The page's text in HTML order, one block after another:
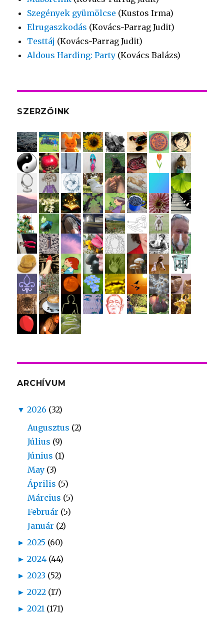
Szegények gyümölcse (Kustos Irma)
Elrugaszkodás (Kovács-Parrag Judit)
Testtáj (Kovács-Parrag Judit)
Aldous Harding: Party (Kovács Balázs)
SZERZŐINK
ARCHÍVUM
▼ 2026 (32)
Augusztus (2)
Július (9)
Június (1)
May (3)
Április (5)
Március (5)
Február (5)
Január (2)
► 2025 (60)
► 2024 (44)
► 2023 (52)
► 2022 (17)
► 2021 (171)